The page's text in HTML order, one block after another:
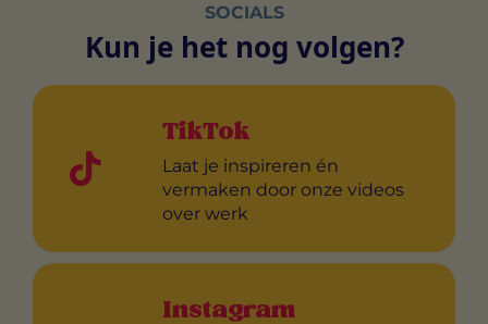
SOCIALS
Kun je het nog volgen?
TikTok
Laat je inspireren én
vermaken door onze videos
over werk
Instagram